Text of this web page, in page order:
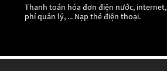
Thanh toán hóa đơn điện nước, internet,
phí quản lý, ... Nạp thẻ điện thoại.